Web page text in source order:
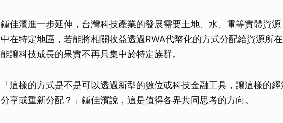
鍾佳濱進一步延伸，台灣科技產業的發展需要土地、水、電等實體資
中在特定地區，若能將相關收益透過RWA代幣化的方式分配給資源所
能讓科技成長的果實不再只集中於特定族群。
「這樣的方式是不是可以透過新型的數位或科技金融工具，讓這樣的
分享或重新分配？」鍾佳濱說，這是值得各界共同思考的方向。